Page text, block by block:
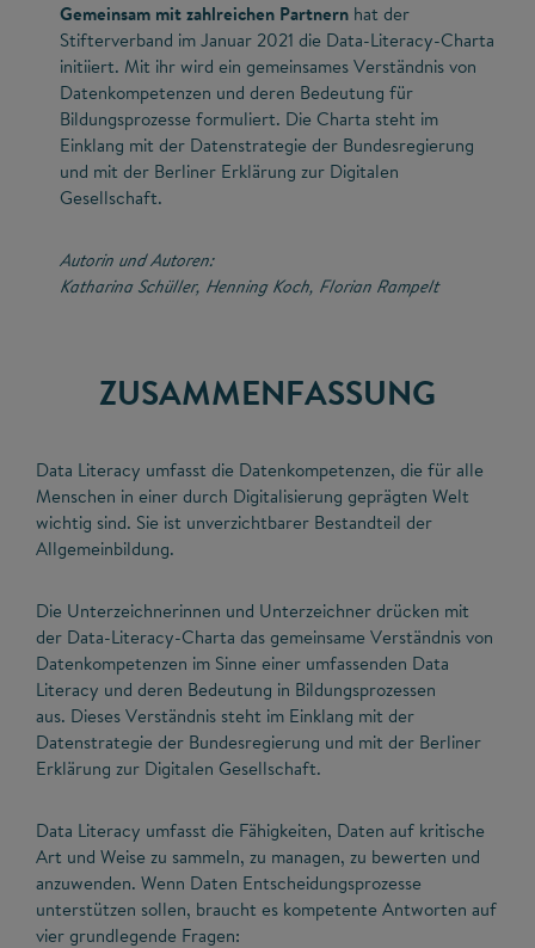
Gemeinsam mit zahlreichen Partnern hat der
Stifterverband im Januar 2021 die Data-Literacy-Charta
initiiert. Mit ihr wird ein gemeinsames Verständnis von
Datenkompetenzen und deren Bedeutung für
Bildungsprozesse formuliert. Die Charta steht im
Einklang mit der Datenstrategie der Bundesregierung
und mit der Berliner Erklärung zur Digitalen
Gesellschaft.
Autorin und Autoren:
Katharina Schüller, Henning Koch, Florian Rampelt
ZUSAMMENFASSUNG
Data Literacy umfasst die Datenkompetenzen, die für alle
Menschen in einer durch Digitalisierung geprägten Welt
wichtig sind. Sie ist unverzichtbarer Bestandteil der
Allgemeinbildung.
Die Unterzeichnerinnen und Unterzeichner drücken mit
der Data-Literacy-Charta das gemeinsame Verständnis von
Datenkompetenzen im Sinne einer umfassenden Data
Literacy und deren Bedeutung in Bildungsprozessen
aus. Dieses Verständnis steht im Einklang mit der
Datenstrategie der Bundesregierung und mit der Berliner
Erklärung zur Digitalen Gesellschaft.
Data Literacy umfasst die Fähigkeiten, Daten auf kritische
Art und Weise zu sammeln, zu managen, zu bewerten und
anzuwenden. Wenn Daten Entscheidungsprozesse
unterstützen sollen, braucht es kompetente Antworten auf
vier grundlegende Fragen: